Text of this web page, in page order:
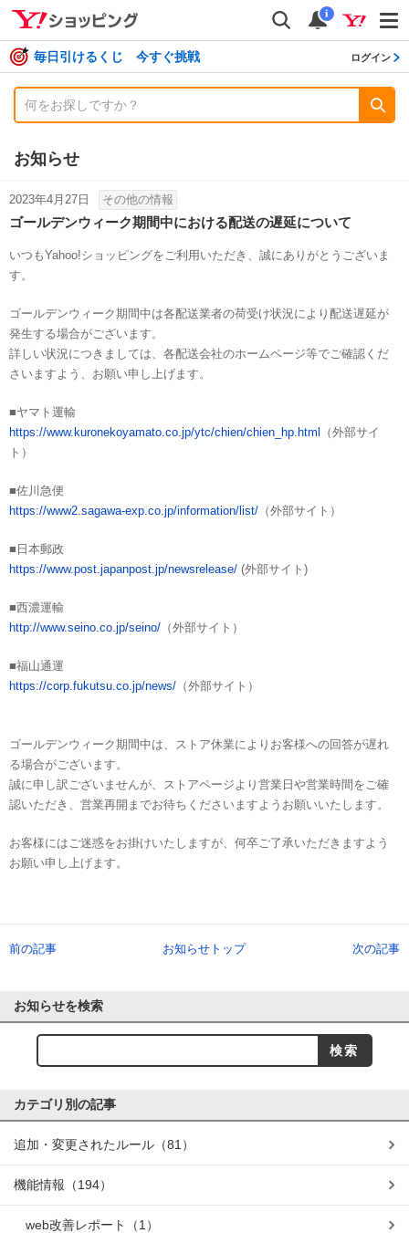
検索
通知
i
毎日引けるくじ 今すぐ挑戦 ログイン
お知らせ
2023年4月27日 その他の情報
ゴールデンウィーク期間中における配送の遅延について
いつもYahoo!ショッピングをご利用いただき、誠にありがとうございま
す。
ゴールデンウィーク期間中は各配送業者の荷受け状況により配送遅延が
発生する場合がございます。
詳しい状況につきましては、各配送会社のホームページ等でご確認くだ
さいますよう、お願い申し上げます。
■ヤマト運輸
https://www.kuronekoyamato.co.jp/ytc/chien/chien_hp.html
（外部サイ
ト）
■佐川急便
https://www2.sagawa-exp.co.jp/information/list/ （外部サイト）
■日本郵政
https://www.post.japanpost.jp/newsrelease/ (外部サイト)
■西濃運輸
http://www.seino.co.jp/seino/ （外部サイト）
■福山通運
https://corp.fukutsu.co.jp/news/ （外部サイト）
ゴールデンウィーク期間中は、ストア休業によりお客様への回答が遅れ
る場合がございます。
誠に申し訳ございませんが、ストアページより営業日や営業時間をご確
認いただき、営業再開までお待ちくださいますようお願いいたします。
お客様にはご迷惑をお掛けいたしますが、何卒ご了承いただきますよう
お願い申し上げます。
前の記事 お知らせトップ 次の記事
お知らせを検索
カテゴリ別の記事
追加・変更されたルール （81）
機能情報 （194）
web改善レポート （1）